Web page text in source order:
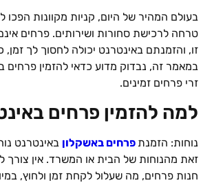
בעולם המהיר של היום, קניות מקוונות הפכו
טרחה לרכישת סחורות ושירותים. פרחים
זו, והזמנתם באינטרנט יכולה לחסוך לך זמן,
במאמר זה, נבדוק מדוע כדאי להזמין פרחים
זרי פרחים זמינים.
למה להזמין פרחים
נוחות: הזמנתפרחים באשקלון באינטרנט
זאת מהנוחות של הבית או המשרד. אין צורך
חנות פרחים, מה שעלול לקחת זמן ולחוץ,